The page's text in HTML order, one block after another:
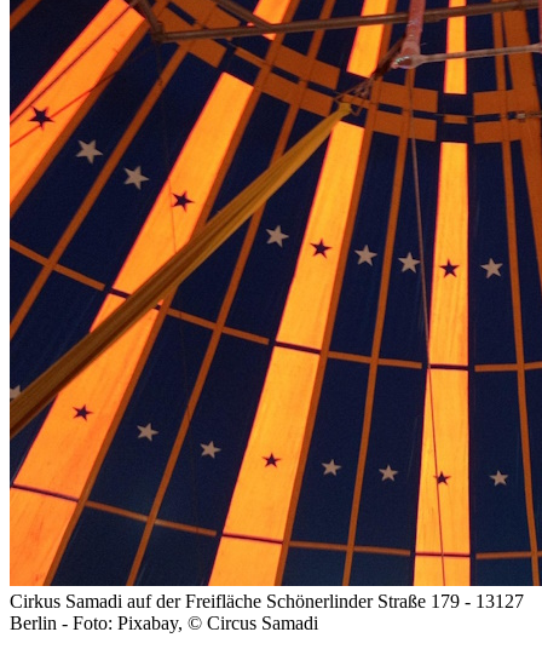
Cirkus Samadi auf der Freifläche Schönerlinder Straße 179 - 13127
Berlin - Foto: Pixabay, © Circus Samadi